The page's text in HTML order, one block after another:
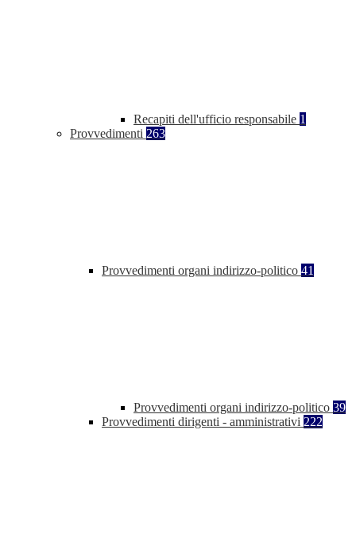
Recapiti dell'ufficio responsabile 1
Provvedimenti 263
Provvedimenti organi indirizzo-politico 41
Provvedimenti organi indirizzo-politico 39
Provvedimenti dirigenti - amministrativi 222